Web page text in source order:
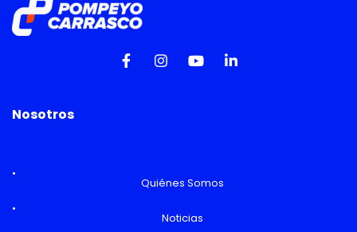
Nosotros
Quiénes Somos
Noticias